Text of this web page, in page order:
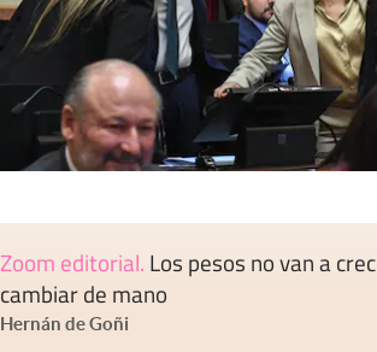
Zoom editorial. Los pesos no van a
cambiar de mano
Hernán de Goñi